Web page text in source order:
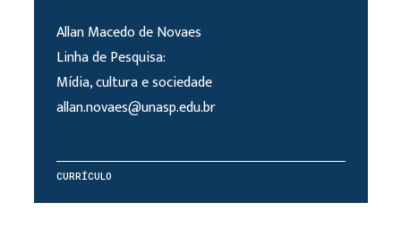
Allan Macedo de Novaes
Linha de Pesquisa:
Mídia, cultura e sociedade
allan.novaes@unasp.edu.br
CURRÍCULO